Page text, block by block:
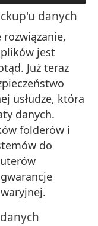
danych
rozwiązanie,
jest
Już teraz
usłudze, która
danych.
folderów i
do